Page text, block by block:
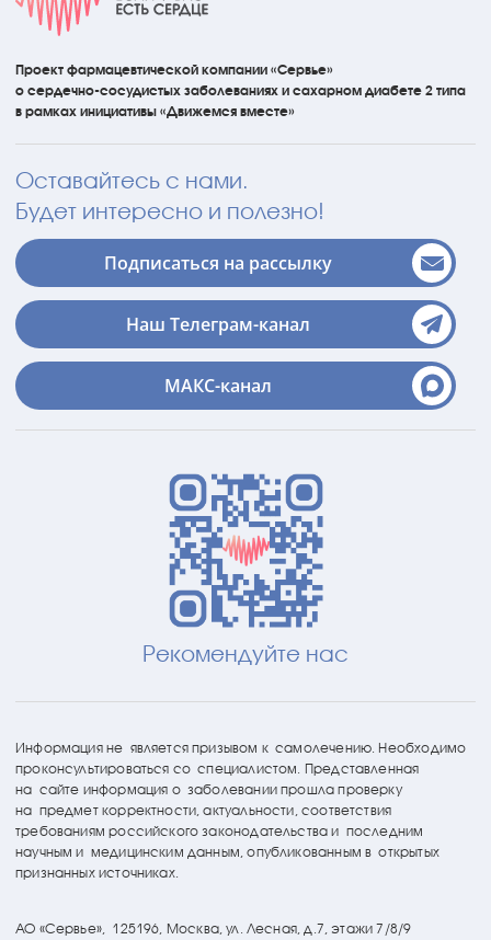
Проект фармацевтической компании «Сервье»
о сердечно-сосудистых заболеваниях и сахарном диабете 2 типа
в рамках инициативы «Движемся вместе»
Оставайтесь с нами.
Будет интересно и полезно!
Подписаться на рассылку
Наш Телеграм-канал
МАКС-канал
АО «Сервье», 125196, Москва, ул. Лесная, д.7, этажи 7/8/9
Информация не является призывом к самолечению. Необходимо
проконсультироваться со специалистом. Представленная
на сайте информация о заболевании прошла проверку
на предмет корректности, актуальности, соответствия
требованиям российского законодательства и последним
научным и медицинским данным, опубликованным в открытых
признанных источниках.
Рекомендуйте нас